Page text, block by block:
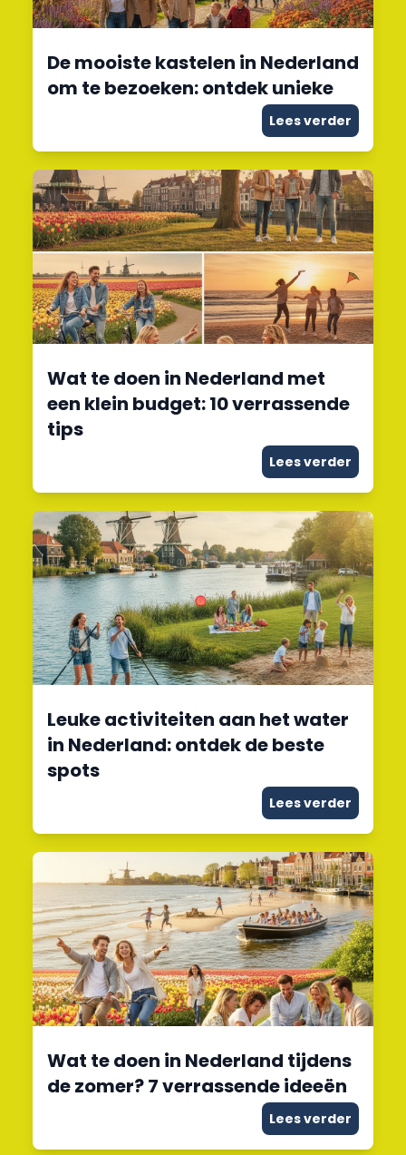
De mooiste kastelen in Nederland
om te bezoeken: ontdek unieke
Lees verder
Wat te doen in Nederland met
een klein budget: 10 verrassende
tips
Lees verder
Leuke activiteiten aan het water
in Nederland: ontdek de beste
spots
Lees verder
Wat te doen in Nederland tijdens
de zomer? 7 verrassende ideeën
Lees verder